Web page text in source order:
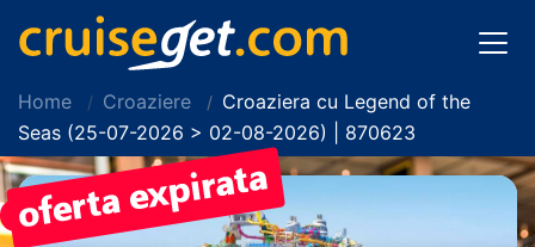
Home Croaziere
Croaziera cu Legend of the
Seas (25-07-2026 > 02-08-2026) | 870623
PRET REDUS!